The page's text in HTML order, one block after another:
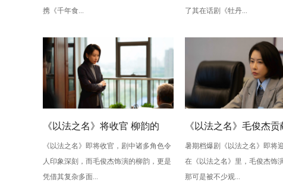
携《千年食...
情，全新演绎“柳梦梅”
了其在话剧《牡丹...
《以法之名》将收官 柳韵的
“蠢” 让毛俊杰重回巅峰
《以法之名》即将收官，剧中诸多角色令
人印象深刻，而毛俊杰饰演的柳韵，更是
凭借其复杂多面...
《以法之名》毛俊杰贡
级” 演技？柳韵的 “蠢”
的胜利！
暑期档爆剧《以法之名》即将
在《以法之名》里，毛俊杰饰
那可是被不少观...